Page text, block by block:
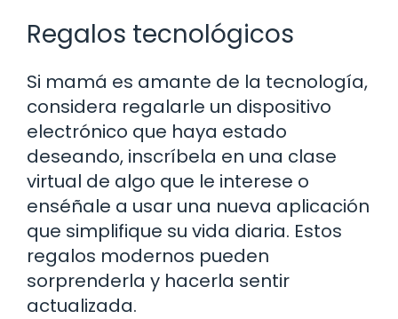
Regalos tecnológicos
Si mamá es amante de la tecnología,
considera regalarle un dispositivo
electrónico que haya estado
deseando, inscríbela en una clase
virtual de algo que le interese o
enséñale a usar una nueva aplicación
que simplifique su vida diaria. Estos
regalos modernos pueden
sorprenderla y hacerla sentir
actualizada.